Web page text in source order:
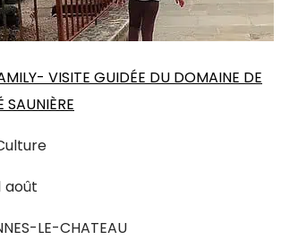
VISITE GUIDÉE DU DOMAINE DE
SAUNIÈRE
août
LE-CHATEAU